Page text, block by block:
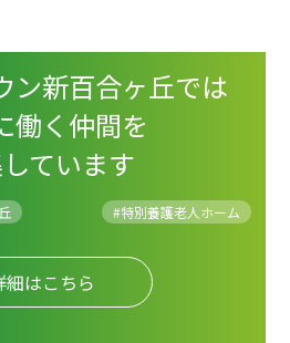
ン新百合ヶ丘では
働く仲間を
ています
#特別養護老人ホーム
細はこちら